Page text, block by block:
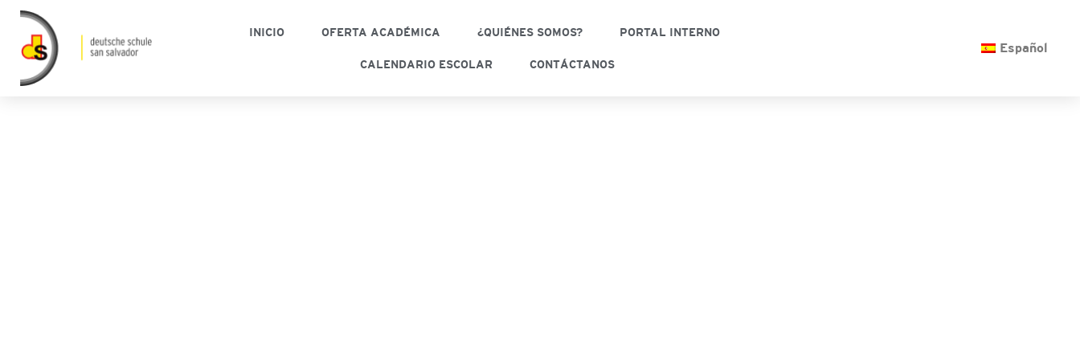
INICIO OFERTA ACADÉMICA ¿QUIÉNES SOMOS? PORTAL INTERNO
CALENDARIO ESCOLAR CONTÁCTANOS
Español